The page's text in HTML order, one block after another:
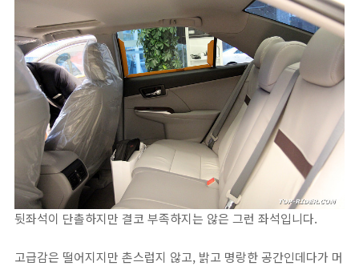
뒷좌석이 단촐하지만 결코 부족하지는 않은 그런 좌석입니다.
고급감은 떨어지지만 촌스럽지 않고, 밝고 명랑한 공간인데다가 머